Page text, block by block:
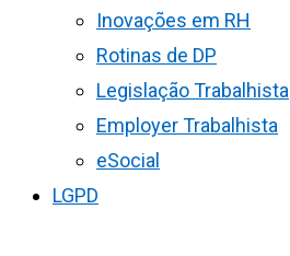
Inovações em RH
Rotinas de DP
Legislação Trabalhista
Employer Trabalhista
eSocial
LGPD